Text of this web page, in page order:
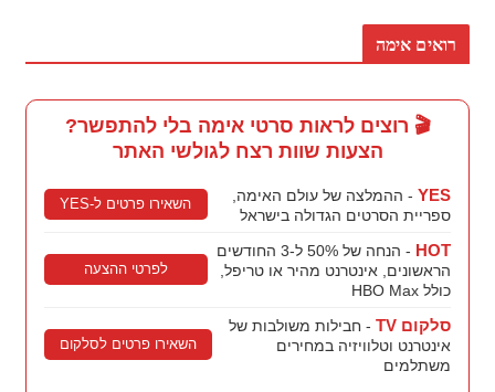
רואים אימה
🎬 רוצים לראות סרטי אימה בלי להתפשר?
הצעות שוות רצח לגולשי האתר
YES - ההמלצה של עולם האימה,
ספריית הסרטים הגדולה בישראל
השאירו פרטים ל-YES
HOT
- הנחה של 50% ל-3 החודשים
הראשונים, אינטרנט מהיר או טריפל,
כולל HBO Max
לפרטי ההצעה
סלקום TV
- חבילות משולבות של
אינטרנט וטלוויזיה במחירים
משתלמים
השאירו פרטים לסלקום